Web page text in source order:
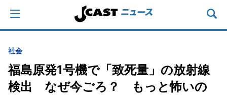
社会
福島原発1号機で「致死量」の放射線
検出 なぜ今ごろ？ もっと怖いの